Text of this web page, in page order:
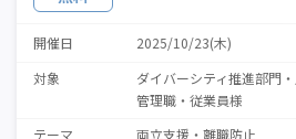
開催日
2025/10/23(木)
対象
ダイバーシティ推進部門
管理職・従業員様
テーマ
両立支援 離職防止